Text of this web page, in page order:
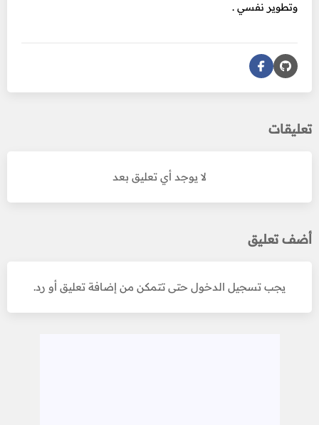
وتطوير نفسي .
تعليقات
لا يوجد أي تعليق بعد
أضف تعليق
يجب تسجيل الدخول حتى تتمكن من إضافة تعليق أو رد.